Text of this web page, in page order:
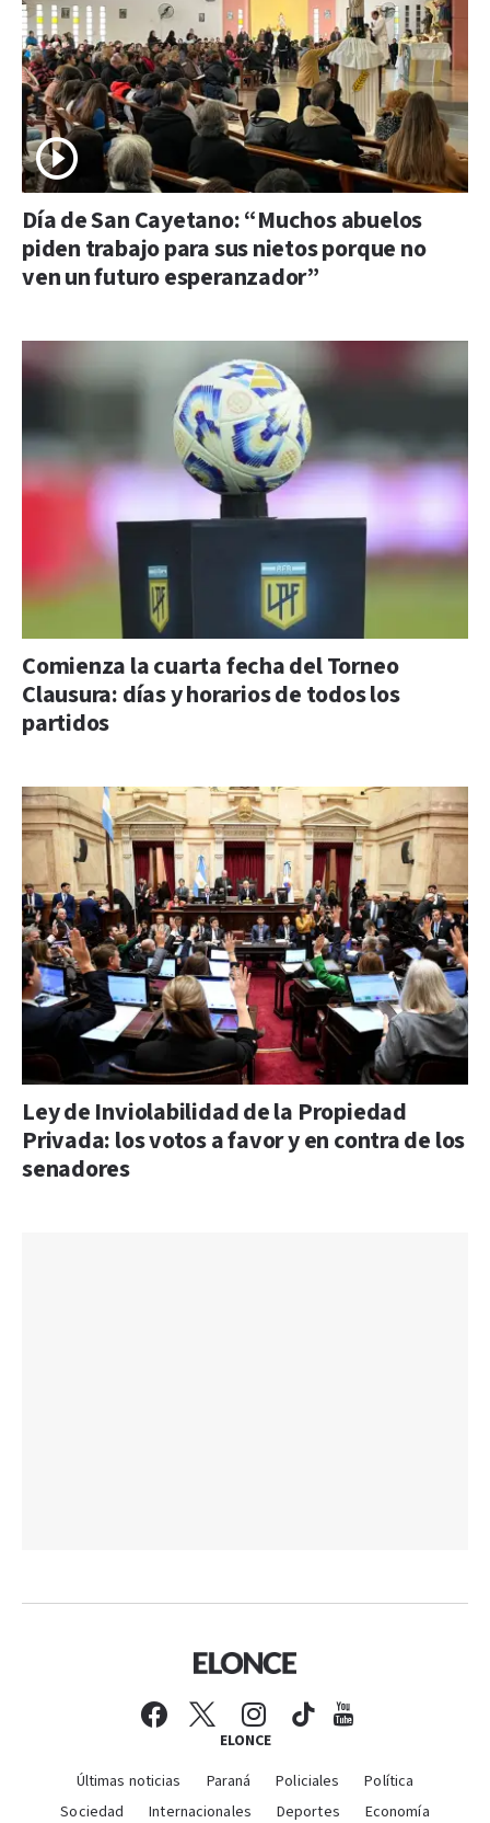
Día de San Cayetano: “Muchos abuelos
piden trabajo para sus nietos porque no
ven un futuro esperanzador”
Comienza la cuarta fecha del Torneo
Clausura: días y horarios de todos los
partidos
Ley de Inviolabilidad de la Propiedad
Privada: los votos a favor y en contra de los
senadores
ELONCE
Últimas noticias Paraná Policiales
Política
Sociedad
Internacionales Deportes Economía